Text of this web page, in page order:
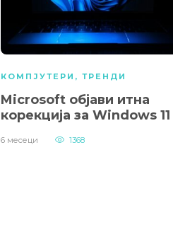
КОМПЈУТЕРИ , ТРЕНДИ
Microsoft објави итна
корекција за Windows 11
6 месеци 1368